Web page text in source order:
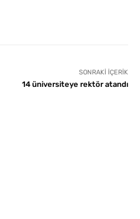
SONRAKI İÇERIK
14 üniversiteye rektör atandı